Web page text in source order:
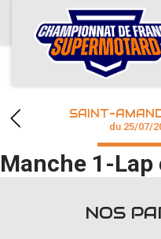
ACCUEIL
ACTUS
CALENDRIER
CHAMPIONNAT
RÉSULTATS
SAINT-
du 25/07/
Manche 1-
NOS